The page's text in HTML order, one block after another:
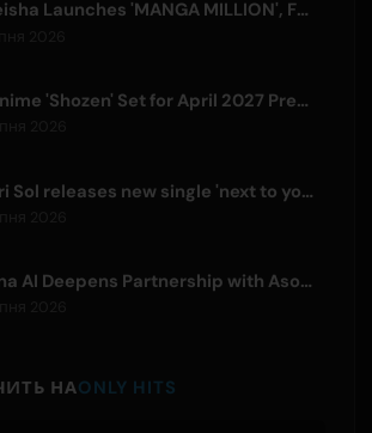
Shueisha Launches 'MANGA MILLION', Free Global Library of 400 Manga Titles
TV Anime 'Shozen' Set for April 2027 Premiere on Fuji TV
Sagiri Sol releases new single 'next to your love' after hiatus
Kizuna AI Deepens Partnership with Asobisystem Ahead of 10th Anniversary World Tour
НАONLY HITS